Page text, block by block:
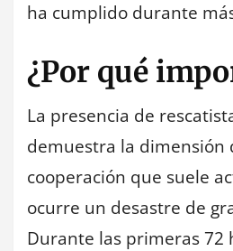
ha cumplido durante
¿Por qué
La presencia de
demuestra la dimensión
cooperación que suele
ocurre un desastre de
Durante las primeras 72